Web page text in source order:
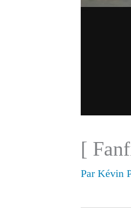
[
Par Kévin